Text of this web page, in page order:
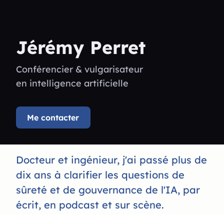
Jérémy Perret
Conférencier & vulgarisateur
en intelligence artificielle
Me contacter
Docteur et ingénieur, j'ai passé plus de
dix ans à clarifier les questions de
sûreté et de gouvernance de l'IA, par
écrit, en podcast et sur scène.